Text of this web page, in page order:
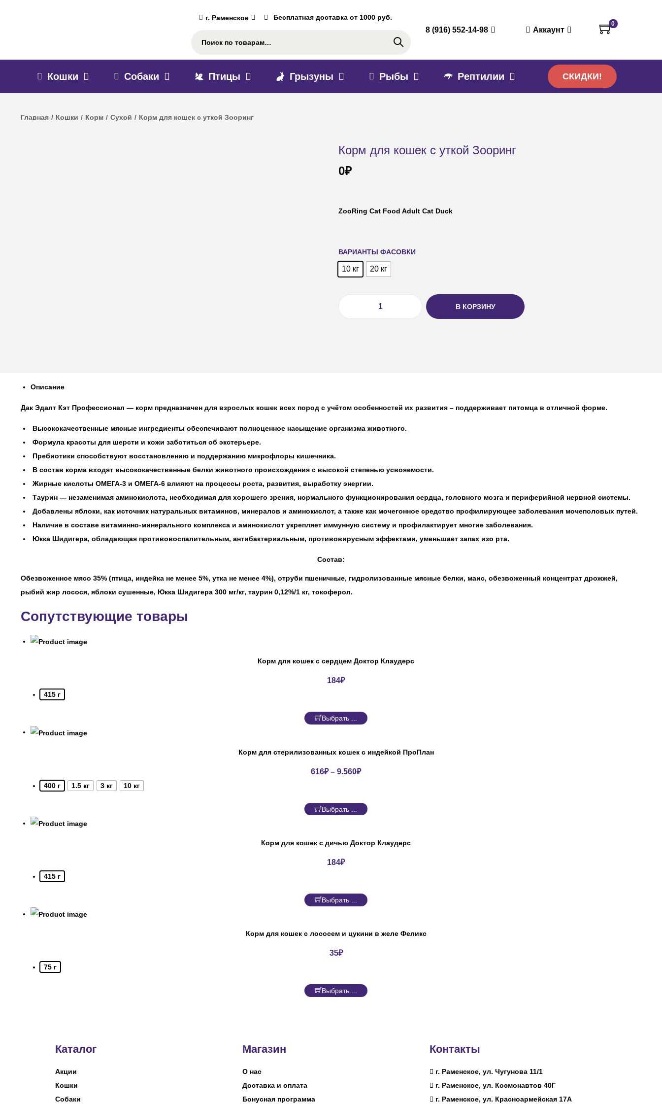
г. Раменское Бесплатная доставка от 1000 руб.
Поиск
8 (916) 552-14-98 Аккаунт
0
Кошки Собаки Птицы Грызуны Рыбы Рептилии СКИДКИ!
Главная / Кошки / Корм / Сухой / Корм для кошек с уткой Зооринг
Корм для кошек с уткой Зооринг
0₽
ZooRing Cat Food Adult Cat Duck
ВАРИАНТЫ ФАСОВКИ
10 кг 20 кг
В КОРЗИНУ
Описание
Дак Эдалт Кэт Профессионал — корм предназначен для взрослых кошек всех пород с учётом особенностей их развития – поддерживает питомца в отличной форме.
Высококачественные мясные ингредиенты обеспечивают полноценное насыщение организма животного.
Формула красоты для шерсти и кожи заботиться об экстерьере.
Пребиотики способствуют восстановлению и поддержанию микрофлоры кишечника.
В состав корма входят высококачественные белки животного происхождения с высокой степенью усвояемости.
Жирные кислоты ОМЕГА-3 и ОМЕГА-6 влияют на процессы роста, развития, выработку энергии.
Таурин — незаменимая аминокислота, необходимая для хорошего зрения, нормального функционирования сердца, головного мозга и периферийной нервной системы.
Добавлены яблоки, как источник натуральных витаминов, минералов и аминокислот, а также как мочегонное средство профилирующее заболевания мочеполовых путей.
Наличие в составе витаминно-минерального комплекса и аминокислот укрепляет иммунную систему и профилактирует многие заболевания.
Юкка Шидигера, обладающая противовоспалительным, антибактериальным, противовирусным эффектами, уменьшает запах изо рта.
Состав:
Обезвоженное мясо 35% (птица, индейка не менее 5%, утка не менее 4%), отруби пшеничные, гидролизованные мясные белки, маис, обезвоженный концентрат дрожжей,
рыбий жир лосося, яблоки сушенные, Юкка Шидигера 300 мг/кг, таурин 0,12%/1 кг, токоферол.
Сопутствующие товары
Корм для кошек с сердцем Доктор Клаудерс
184₽
415 г
Выбрать ...
Корм для стерилизованных кошек с индейкой ПроПлан
616₽– 9.560₽
400 г 1.5 кг 3 кг 10 кг
Выбрать ...
Корм для кошек с дичью Доктор Клаудерс
184₽
415 г
Выбрать ...
Корм для кошек с лососем и цукини в желе Феликс
35₽
75 г
Выбрать ...
Каталог
Акции
Кошки
Собаки
Магазин
О нас
Доставка и оплата
Бонусная программа
Контакты
г. Раменское, ул. Чугунова 11/1
г. Раменское, ул. Космонавтов 40Г
г. Раменское, ул. Красноармейская 17А